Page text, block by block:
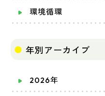
環境循環
年別アーカイブ
2026年